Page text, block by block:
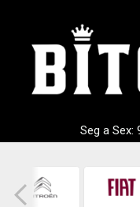
Seg a Sex: